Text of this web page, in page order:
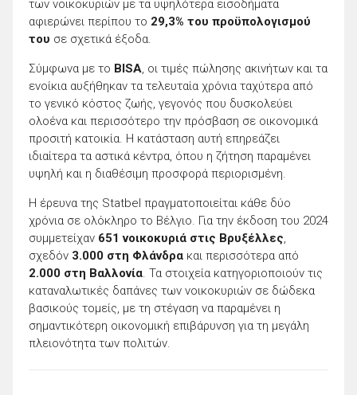
των νοικοκυριών με τα υψηλότερα εισοδήματα
αφιερώνει περίπου το 29,3% του προϋπολογισμού
του σε σχετικά έξοδα.
Σύμφωνα με το BISA, οι τιμές πώλησης ακινήτων και τα
ενοίκια αυξήθηκαν τα τελευταία χρόνια ταχύτερα από
το γενικό κόστος ζωής, γεγονός που δυσκολεύει
ολοένα και περισσότερο την πρόσβαση σε οικονομικά
προσιτή κατοικία. Η κατάσταση αυτή επηρεάζει
ιδιαίτερα τα αστικά κέντρα, όπου η ζήτηση παραμένει
υψηλή και η διαθέσιμη προσφορά περιορισμένη.
Η έρευνα της Statbel πραγματοποιείται κάθε δύο
χρόνια σε ολόκληρο το Βέλγιο. Για την έκδοση του 2024
συμμετείχαν 651 νοικοκυριά στις Βρυξέλλες,
σχεδόν 3.000 στη Φλάνδρα και περισσότερα από
2.000 στη Βαλλονία. Τα στοιχεία κατηγοριοποιούν τις
καταναλωτικές δαπάνες των νοικοκυριών σε δώδεκα
βασικούς τομείς, με τη στέγαση να παραμένει η
σημαντικότερη οικονομική επιβάρυνση για τη μεγάλη
πλειονότητα των πολιτών.